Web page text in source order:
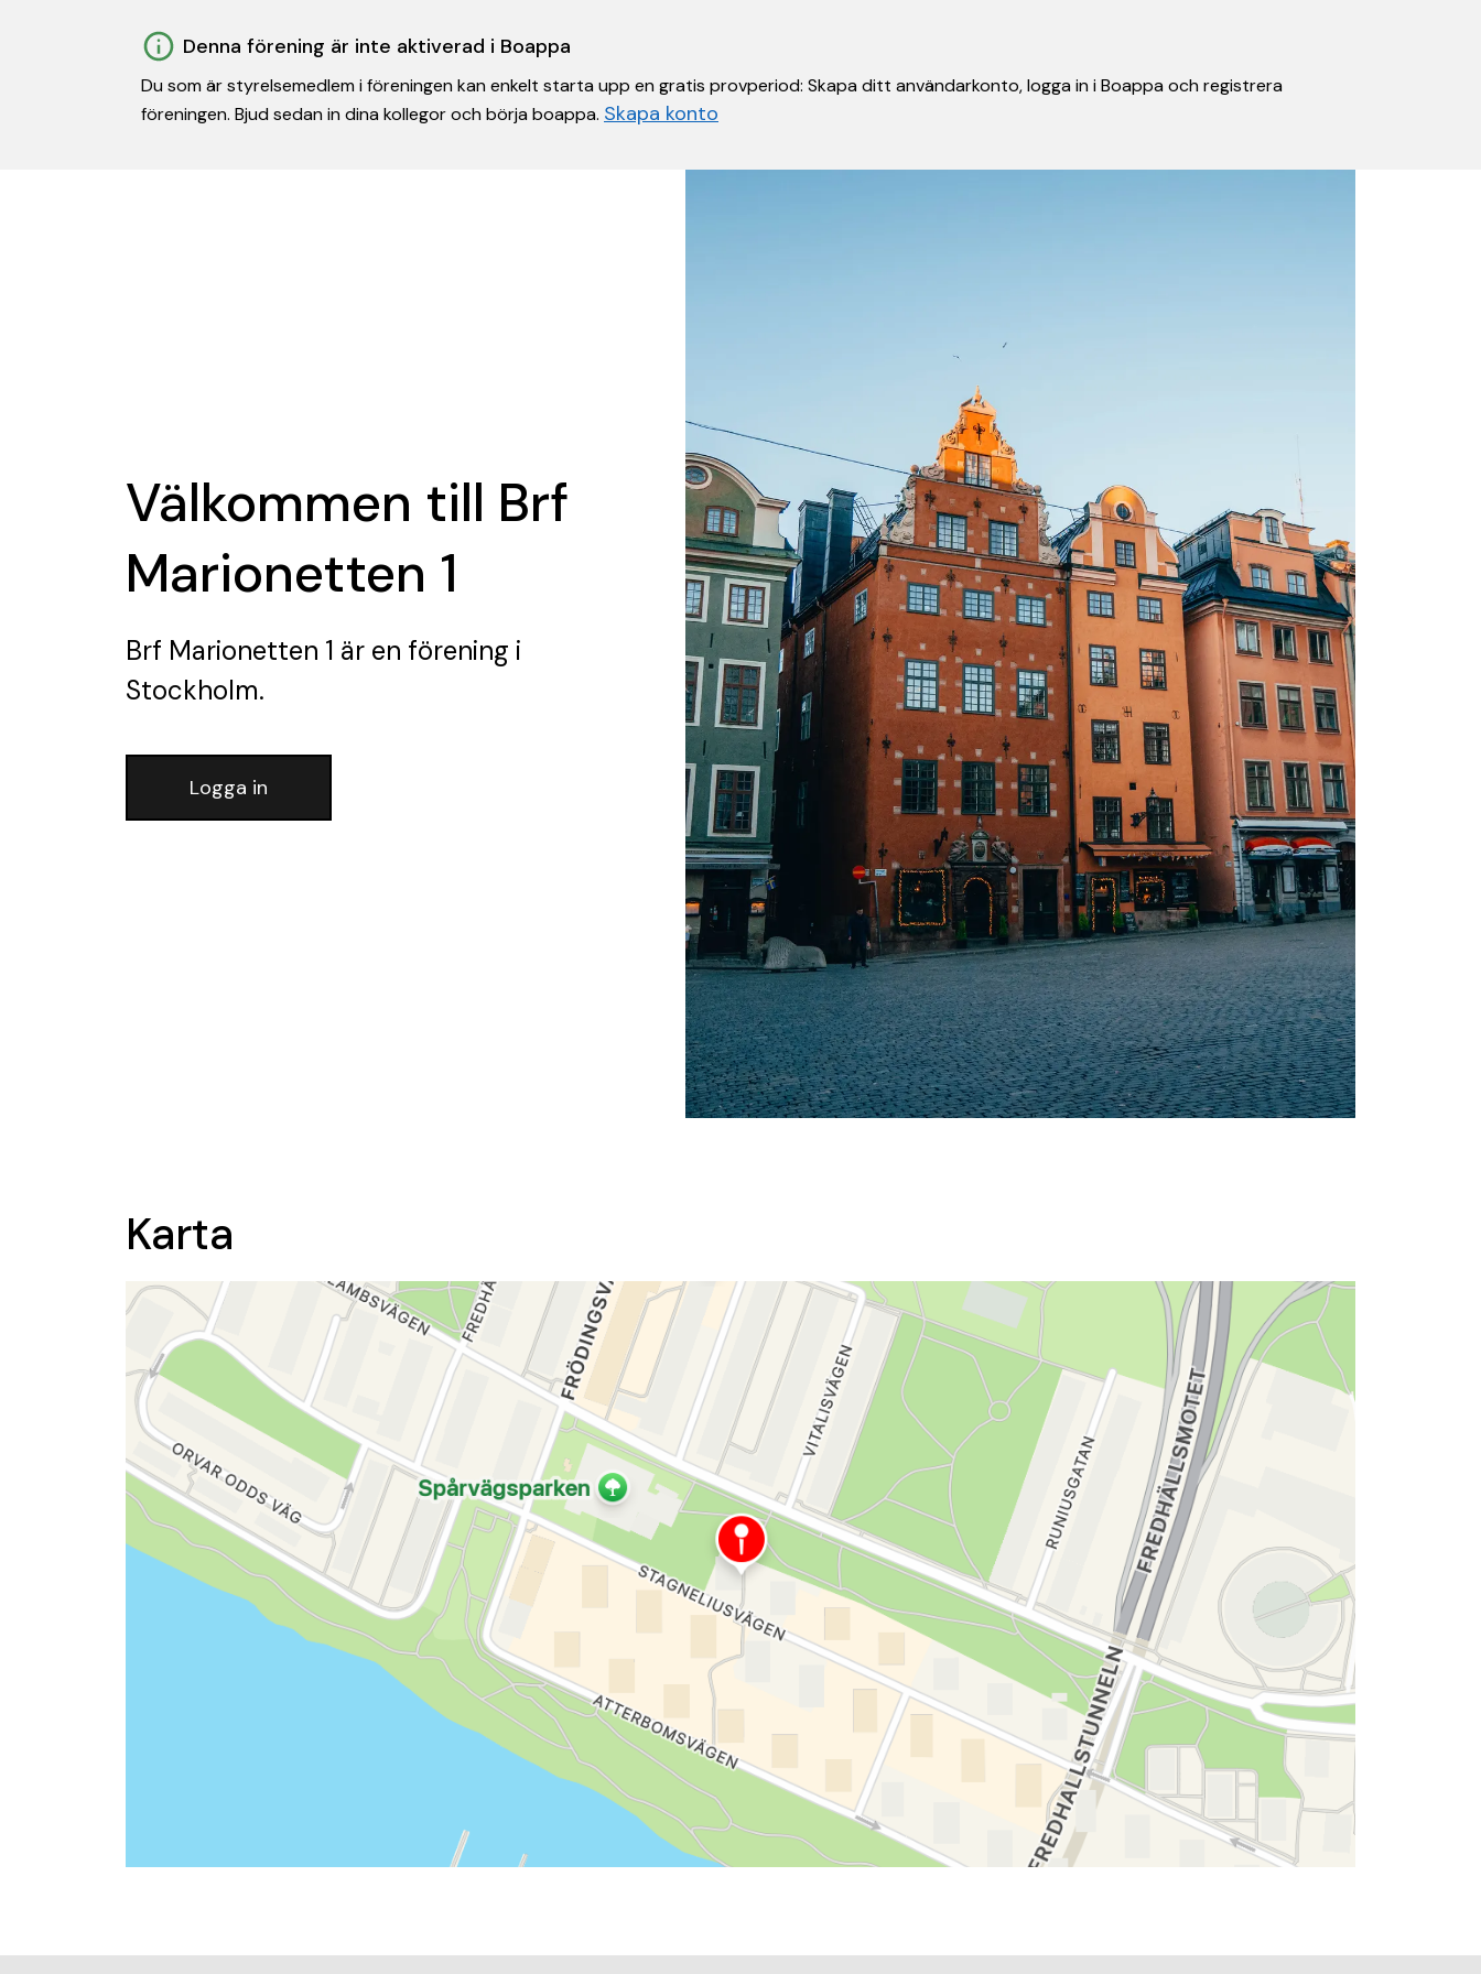
Denna förening är inte aktiverad i Boappa
Du som är styrelsemedlem i föreningen kan enkelt starta upp en gratis provperiod: Skapa ditt användarkonto, logga in i Boappa och registrera
föreningen. Bjud sedan in dina kollegor och börja boappa. Skapa konto
Välkommen till Brf
Marionetten 1
Brf Marionetten 1 är en förening i
Stockholm.
Logga in
Karta